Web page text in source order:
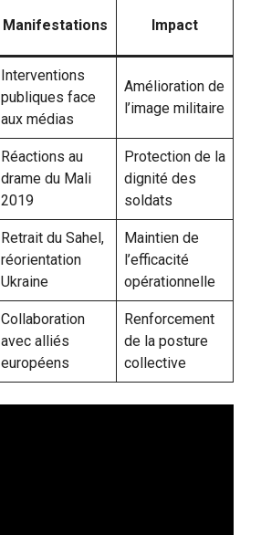
Manifestations Impact
Interventions
publiques face
aux médias
Amélioration de
l’image militaire
Réactions au
drame du Mali
2019
Protection de la
dignité des
soldats
Retrait du Sahel,
réorientation
Ukraine
Maintien de
l’efficacité
opérationnelle
Collaboration
avec alliés
européens
Renforcement
de la posture
collective